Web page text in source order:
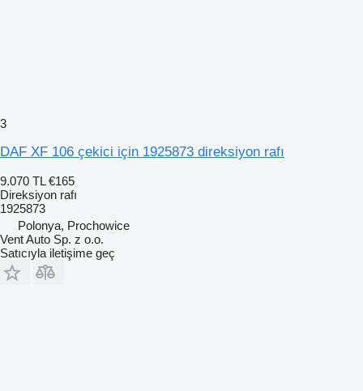
3
DAF XF 106 çekici için 1925873 direksiyon rafı
9.070 TL €165
Direksiyon rafı
1925873
Polonya, Prochowice
Vent Auto Sp. z o.o.
Satıcıyla iletişime geç